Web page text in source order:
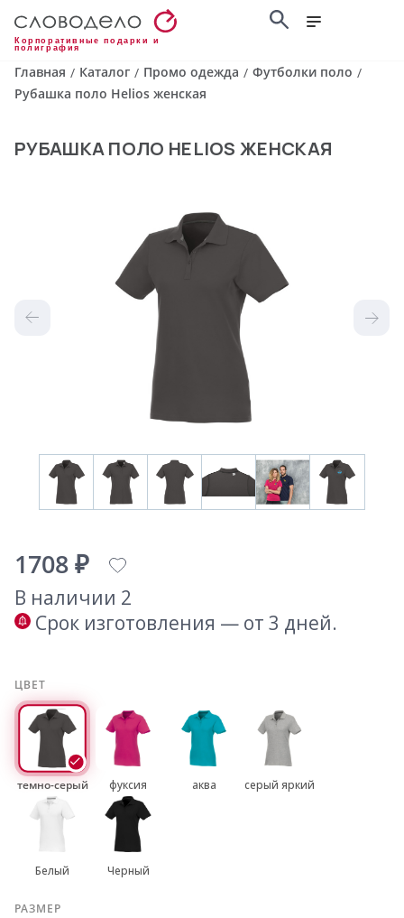
Корпоративные подарки и
полиграфия
Главная / Каталог / Промо одежда / Футболки поло /
Рубашка поло Helios женская
РУБАШКА ПОЛО HELIOS ЖЕНСКАЯ
1708 ₽
В наличии 2
Срок изготовления — от 3 дней.
ЦВЕТ
темно-серый фуксия аква серый яркий
Белый Черный
РАЗМЕР